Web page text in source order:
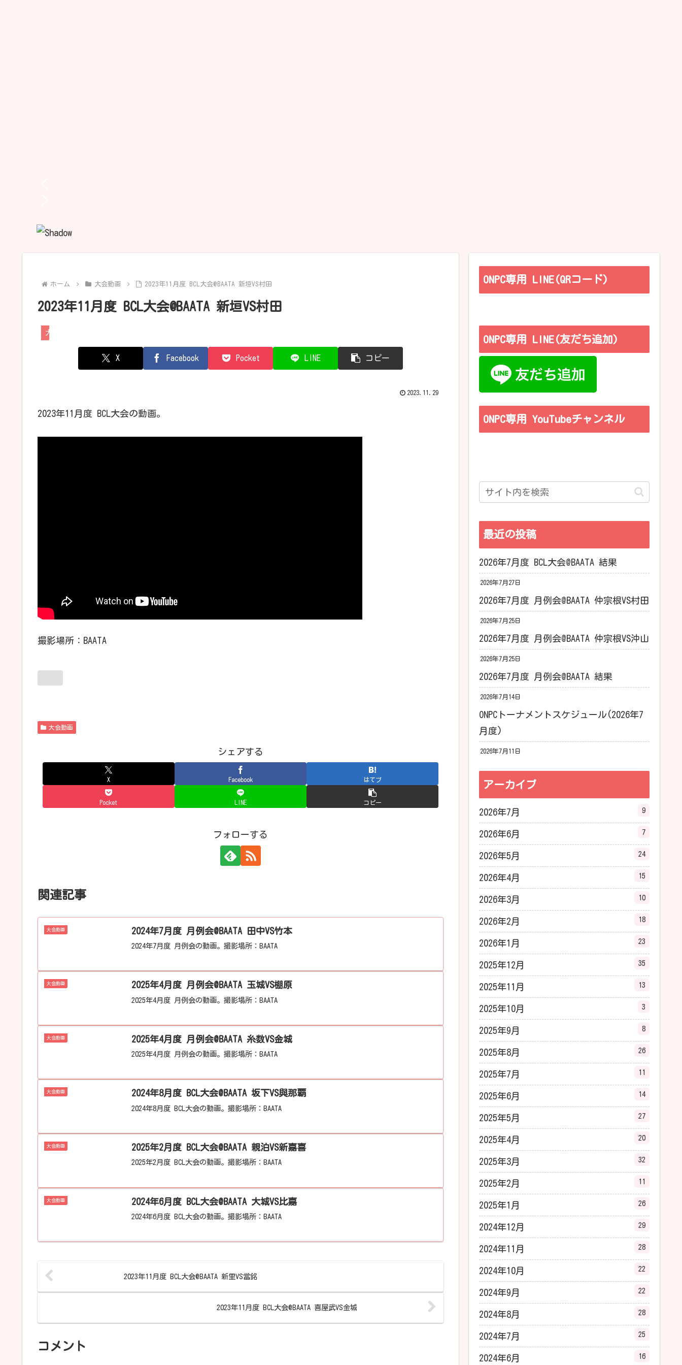
ホーム 大会動画 2023年11月度 BCL大会@BAATA 新垣VS村田
2023年11月度 BCL大会@BAATA 新垣VS村田
大会動画
X Facebook Pocket LINE コピー
2023.11.29
2023年11月度 BCL大会の動画。
撮影場所：BAATA
大会動画
シェアする
X Facebook はてブ
Pocket LINE コピー
フォローする
関連記事
大会動画 2024年7月度 月例会@BAATA 田中VS竹本
2024年7月度 月例会の動画。撮影場所：BAATA
大会動画 2025年4月度 月例会@BAATA 玉城VS棚原
2025年4月度 月例会の動画。撮影場所：BAATA
大会動画 2025年4月度 月例会@BAATA 糸数VS金城
2025年4月度 月例会の動画。撮影場所：BAATA
大会動画 2024年8月度 BCL大会@BAATA 坂下VS與那覇
2024年8月度 BCL大会の動画。撮影場所：BAATA
大会動画 2025年2月度 BCL大会@BAATA 親泊VS新嘉喜
2025年2月度 BCL大会の動画。撮影場所：BAATA
大会動画 2024年6月度 BCL大会@BAATA 大城VS比嘉
2024年6月度 BCL大会の動画。撮影場所：BAATA
2023年11月度 BCL大会@BAATA 新里VS當銘
2023年11月度 BCL大会@BAATA 喜屋武VS金城
コメント
ONPC専用 LINE(QRコード)
ONPC専用 LINE(友だち追加)
ONPC専用 YouTubeチャンネル
最近の投稿
2026年7月度 BCL大会@BAATA 結果
2026年7月27日
2026年7月度 月例会@BAATA 仲宗根VS村田
2026年7月25日
2026年7月度 月例会@BAATA 仲宗根VS沖山
2026年7月25日
2026年7月度 月例会@BAATA 結果
2026年7月14日
ONPCトーナメントスケジュール(2026年7
月度)
2026年7月11日
アーカイブ
2026年7月 9
2026年6月 7
2026年5月 24
2026年4月 15
2026年3月 10
2026年2月 18
2026年1月 23
2025年12月 35
2025年11月 13
2025年10月 3
2025年9月 8
2025年8月 26
2025年7月 11
2025年6月 14
2025年5月 27
2025年4月 20
2025年3月 32
2025年2月 11
2025年1月 26
2024年12月 29
2024年11月 28
2024年10月 22
2024年9月 22
2024年8月 28
2024年7月 25
2024年6月 16